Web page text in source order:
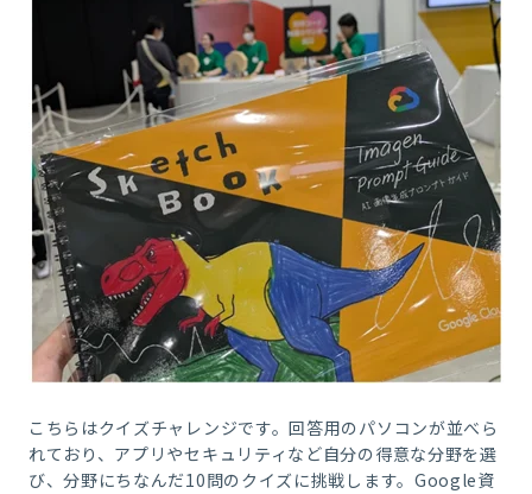
こちらはクイズチャレンジです。回答用のパソコンが並べら
れており、アプリやセキュリティなど自分の得意な分野を選
び、分野にちなんだ10問のクイズに挑戦します。Google資